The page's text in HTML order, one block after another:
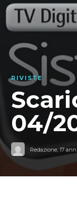
RIVISTE
04/
Redazione, 17